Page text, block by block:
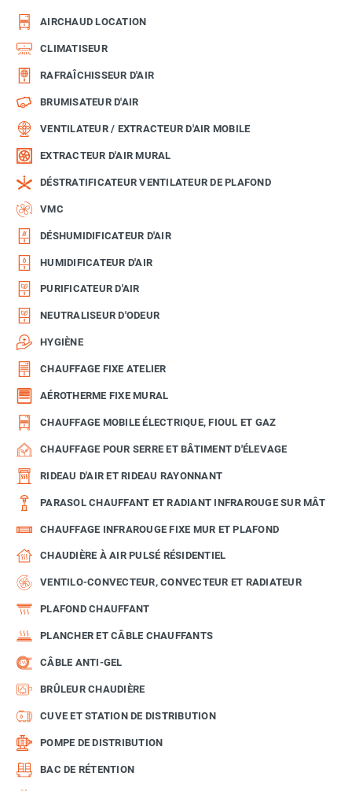
AIRCHAUD LOCATION
CLIMATISEUR
RAFRAÎCHISSEUR D'AIR
BRUMISATEUR D'AIR
VENTILATEUR / EXTRACTEUR D'AIR MOBILE
EXTRACTEUR D'AIR MURAL
DÉSTRATIFICATEUR VENTILATEUR DE PLAFOND
VMC
DÉSHUMIDIFICATEUR D'AIR
HUMIDIFICATEUR D'AIR
PURIFICATEUR D'AIR
NEUTRALISEUR D'ODEUR
HYGIÈNE
CHAUFFAGE FIXE ATELIER
AÉROTHERME FIXE MURAL
CHAUFFAGE MOBILE ÉLECTRIQUE, FIOUL ET GAZ
CHAUFFAGE POUR SERRE ET BÂTIMENT D'ÉLEVAGE
RIDEAU D'AIR ET RIDEAU RAYONNANT
PARASOL CHAUFFANT ET RADIANT INFRAROUGE SUR MÂT
CHAUFFAGE INFRAROUGE FIXE MUR ET PLAFOND
CHAUDIÈRE À AIR PULSÉ RÉSIDENTIEL
VENTILO-CONVECTEUR, CONVECTEUR ET RADIATEUR
PLAFOND CHAUFFANT
PLANCHER ET CÂBLE CHAUFFANTS
CÂBLE ANTI-GEL
BRÛLEUR CHAUDIÈRE
CUVE ET STATION DE DISTRIBUTION
POMPE DE DISTRIBUTION
BAC DE RÉTENTION